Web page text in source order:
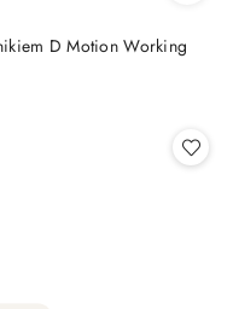
D Motion Working